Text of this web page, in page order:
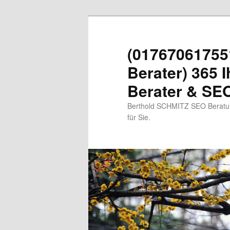
Berater) 365
Berater &
Berthold SCHMITZ SEO
für Sie.